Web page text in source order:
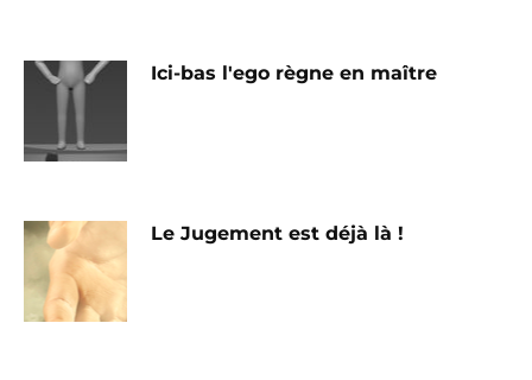
Ici-bas l'ego règne en maître
Le Jugement est déjà là !